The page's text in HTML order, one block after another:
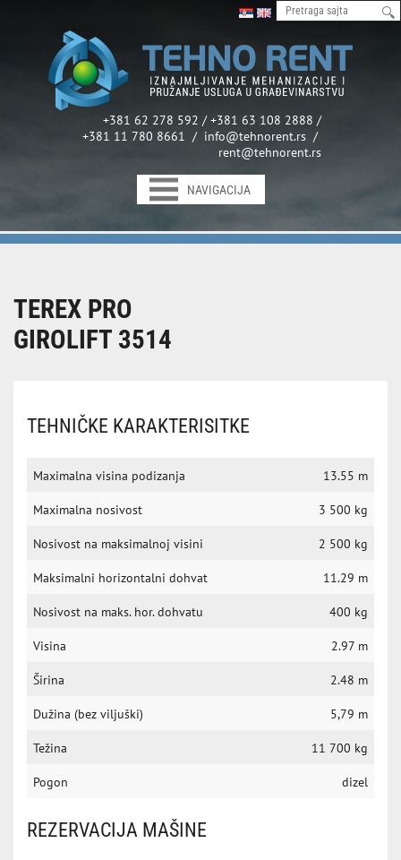
+381 62 278 592 / +381 63 108 2888 /
+381 11 780 8661 / info@tehnorent.rs /
rent@tehnorent.rs
NAVIGACIJA
TEREX PRO
GIROLIFT 3514
TEHNIČKE KARAKTERISITKE
Maximalna visina podizanja 13.55 m
Maximalna nosivost 3 500 kg
Nosivost na maksimalnoj visini 2 500 kg
Maksimalni horizontalni dohvat 11.29 m
Nosivost na maks. hor. dohvatu 400 kg
Visina 2.97 m
Širina 2.48 m
Dužina (bez viljuški) 5,79 m
Težina 11 700 kg
Pogon dizel
REZERVACIJA MAŠINE